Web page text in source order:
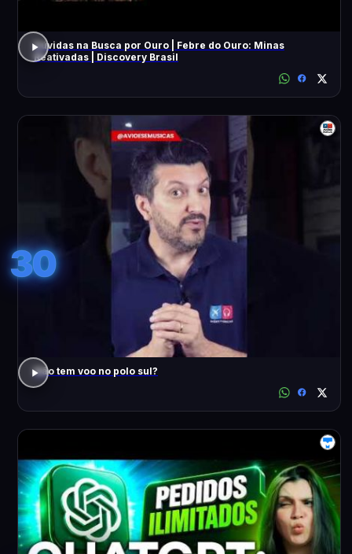
Dúvidas na Busca por Ouro | Febre do Ouro: Minas
Reativadas | Discovery Brasil
30
Não tem voo no polo sul?